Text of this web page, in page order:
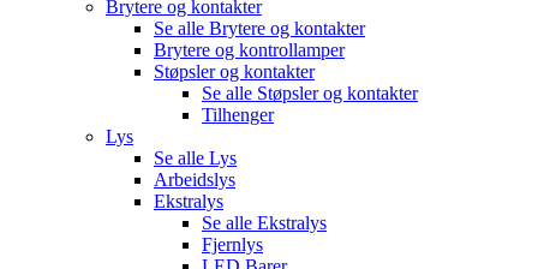
Brytere og kontakter
Se alle Brytere og kontakter
Brytere og kontrollamper
Støpsler og kontakter
Se alle Støpsler og kontakter
Tilhenger
Lys
Se alle Lys
Arbeidslys
Ekstralys
Se alle Ekstralys
Fjernlys